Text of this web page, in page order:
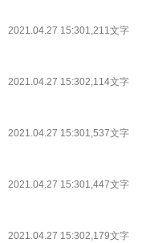
2021.04.27 15:301,211文字
2021.04.27 15:302,114文字
2021.04.27 15:301,537文字
2021.04.27 15:301,447文字
2021.04.27 15:302,179文字